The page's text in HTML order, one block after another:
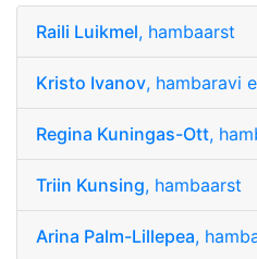
Raili Luikmel, hambaarst
Kristo Ivanov, hambaravi
Regina Kuningas-Ott,
Triin Kunsing, hambaarst
Arina Palm-Lillepea,